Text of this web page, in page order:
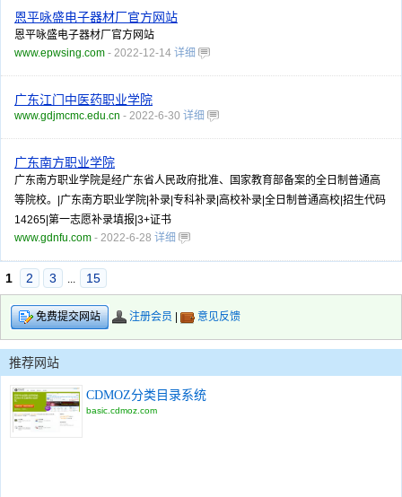
恩平咏盛电子器材厂官方网站
恩平咏盛电子器材厂官方网站
www.epwsing.com - 2022-12-14 详细
广东江门中医药职业学院
www.gdjmcmc.edu.cn - 2022-6-30 详细
广东南方职业学院
广东南方职业学院是经广东省人民政府批准、国家教育部备案的全日制普通高
等院校。|广东南方职业学院|补录|专科补录|高校补录|全日制普通高校|招生代码
14265|第一志愿补录填报|3+证书
www.gdnfu.com - 2022-6-28 详细
1 2 3 ... 15
免费提交网站 注册会员 意见反馈
推荐网站
CDMOZ分类目录系统
basic.cdmoz.com